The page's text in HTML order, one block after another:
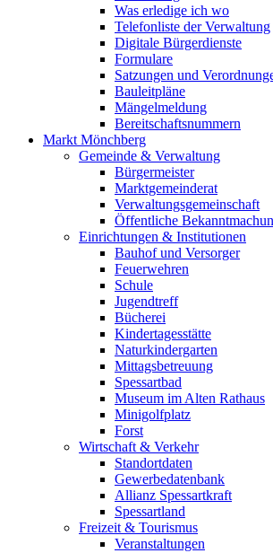
Was erledige ich wo
Telefonliste der Verwaltung
Digitale Bürgerdienste
Formulare
Satzungen und
Bauleitpläne
Mängelmeldung
Bereitschaftsnummern
Markt Mönchberg
Gemeinde & Verwaltung
Bürgermeister
Marktgemeinderat
Verwaltungsgemeinschaft
Öffentliche
Einrichtungen & Institutionen
Bauhof und Versorger
Feuerwehren
Schule
Jugendtreff
Bücherei
Kindertagesstätte
Naturkindergarten
Mittagsbetreuung
Spessartbad
Museum im Alten Rathaus
Minigolfplatz
Forst
Wirtschaft & Verkehr
Standortdaten
Gewerbedatenbank
Allianz Spessartkraft
Spessartland
Freizeit & Tourismus
Veranstaltungen